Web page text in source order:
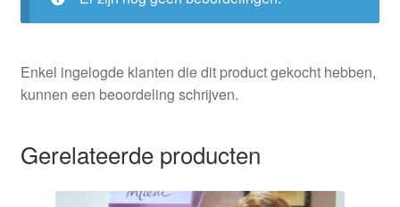
Enkel ingelogde klanten die dit product gekocht hebben,
kunnen een beoordeling schrijven.
Gerelateerde producten